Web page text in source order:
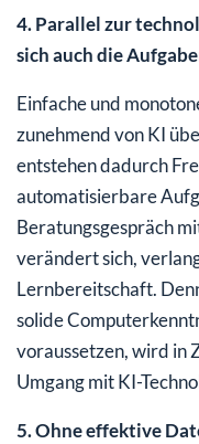
4. Parallel zur
sich auch die
Einfache und
zunehmend von KI
entstehen dadurch
automatisierbare
Beratungsgespräch
verändert sich,
Lernbereitschaft.
solide
voraussetzen, wird in
Umgang mit KI-
5. Ohne effektive